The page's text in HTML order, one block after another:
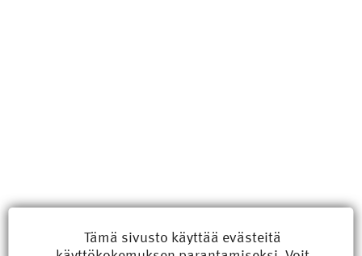
UusimmatTämä sivusto käyttää evästeitä